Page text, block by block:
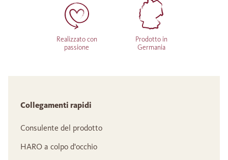
Realizzato con
passione
Prodotto in
Germania
Collegamenti rapidi
Consulente del prodotto
HARO a colpo d'occhio